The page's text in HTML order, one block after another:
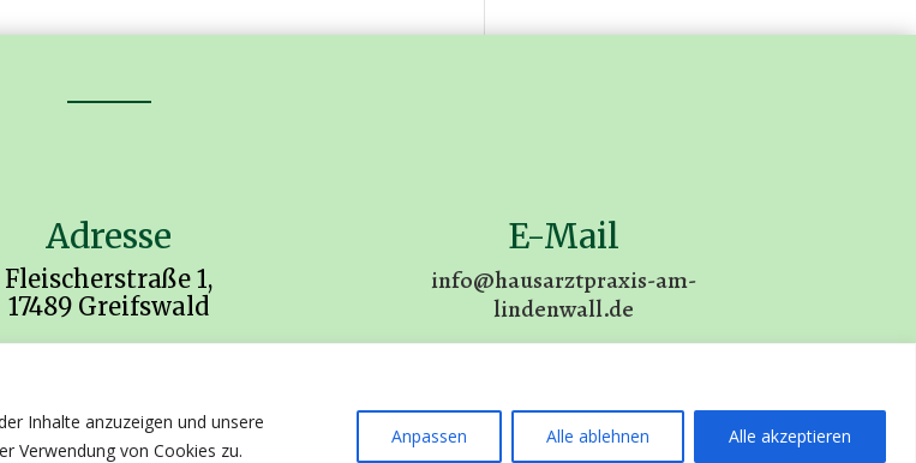
Inhalte anzuzeigen und unsere
Verwendung von Cookies zu.
Anpassen Alle ablehnen Alle akzeptieren
Adresse
Fleischerstraße 1,
17489 Greifswald
E-Mail
info@hausarztpraxis-am-
lindenwall.de